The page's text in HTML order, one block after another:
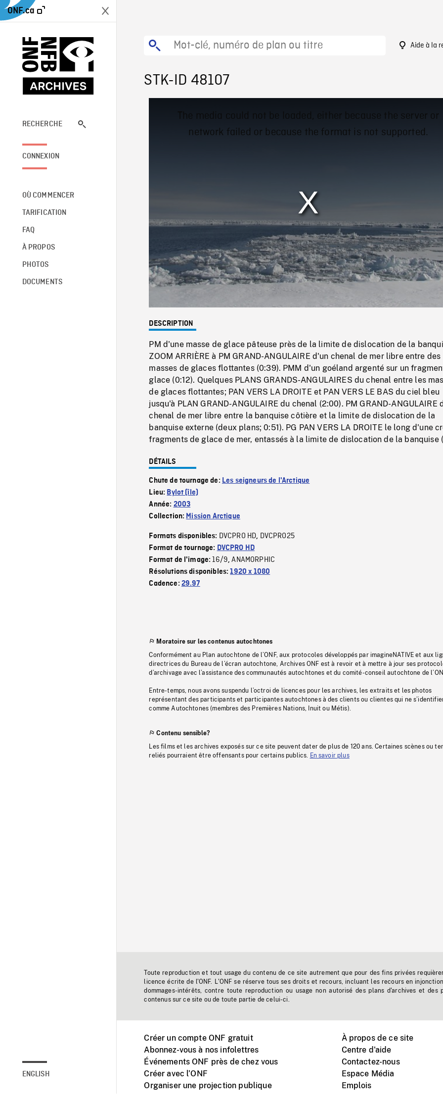
ONF.ca
RECHERCHE
CONNEXION
OÙ COMMENCER
TARIFICATION
FAQ
À PROPOS
PHOTOS
DOCUMENTS
ENGLISH
Aide à la
STK-ID 48107
Loaded
0%
The media could not be loaded, either because the server or
network failed or because the format is not supported.
DESCRIPTION
PM d'une masse de glace pâteuse près de la limite de dislocation de la
ZOOM ARRIÈRE à PM GRAND-ANGULAIRE d'un chenal de mer libre entre des
masses de glaces flottantes (0:39). PMM d'un goéland argenté sur un
glace (0:12). Quelques PLANS GRANDS-ANGULAIRES du chenal entre les
de glaces flottantes; PAN VERS LA DROITE et PAN VERS LE BAS du ciel bleu
jusqu'à PLAN GRAND-ANGULAIRE du chenal (2:00). PM GRAND-ANGULAIRE
chenal de mer libre entre la banquise côtière et la limite de dislocation de la
banquise externe (deux plans; 0:51). PG PAN VERS LA DROITE le long d'une
fragments de glace de mer, entassés à la limite de dislocation de la banquise
DÉTAILS
Chute de tournage de: Les seigneurs de l'Arctique
Lieu: Bylot (île)
Année: 2003
Collection: Mission Arctique
Formats disponibles: DVCPRO HD, DVCPRO25
Format de tournage: DVCPRO HD
Format de l'image:16/9,ANAMORPHIC
Résolutions disponibles:1920 x 1080
Cadence: 29.97
Moratoire sur les contenus autochtones
Conformément au Plan autochtone de l’ONF, aux protocoles développés par imagineNATIVE et aux
directrices du Bureau de l’écran autochtone, Archives ONF est à revoir et à mettre à jour ses
d’archivage avec l’assistance des communautés autochtones et du comité-conseil autochtone de
Entre-temps, nous avons suspendu l’octroi de licences pour les archives, les extraits et les photos
représentant des participants et participantes autochtones à des clients ou clientes qui ne
comme Autochtones (membres des Premières Nations, Inuit ou Métis).
Contenu sensible?
Les films et les archives exposés sur ce site peuvent dater de plus de 120 ans. Certaines scènes ou
reliés pourraient être offensants pour certains publics.
En savoir plus
Toute reproduction et tout usage du contenu de ce site autrement que pour des fins privées
licence écrite de l'ONF. L'ONF se réserve tous ses droits et recours, incluant les recours en
dommages-intérêts, contre toute reproduction ou usage non autorisé des plans d'archives et des
contenus sur ce site ou de toute partie de celui-ci.
Créer un compte ONF gratuit
Abonnez-vous à nos infolettres
Événements ONF près de chez vous
Créer avec l’ONF
Organiser une projection publique
À propos de ce site
Centre d'aide
Contactez-nous
Espace Média
Emplois